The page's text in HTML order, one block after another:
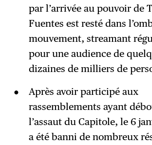
par l’arrivée au pouvoir de
Fuentes est resté dans
mouvement, streamant
pour une audience de
dizaines de milliers de
Après avoir participé aux
rassemblements ayant
l’assaut du Capitole, le 6
a été banni de nombreux